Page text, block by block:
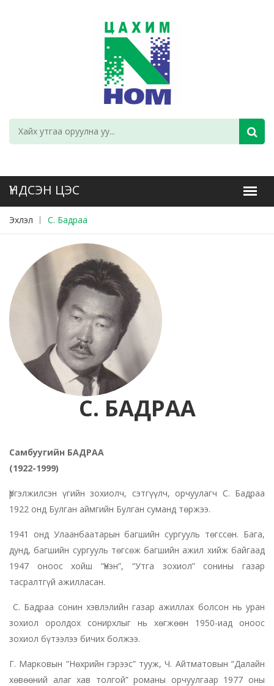
Эхлэл С. Бадраа
С. БАДРАА
Самбуугийн БАДРАА
(1922-1999)
Үргэлжилсэн үгийн зохиолч, сэтгүүлч, орчуулагч С. Бадраа
1922 онд Булган аймгийн Булган суманд төржээ.
1941 онд Улаанбаатарын багшийн сургууль төгссөн. Бага,
дунд, багшийн сургууль төгсөж багшийн ажил хийж байгаад
1947 оноос хойш “Үнэн”, “Утга зохиол” сонины газар
тасралтгүй ажилласан.
С. Бадраа сонин хэвлэлийн газар ажиллах болсон нь уран
зохиол оролдох сонирхлыг нь хөгжөөн 1950-иад оноос
зохиол бүтээлээ бичих болжээ.
Г. Марковын “Нөхрийн гэрээс” тууж, Ч. Айтматовын “Далайн
хөвөөний алаг хав толгой” романы орчуулгаар 1977 оны